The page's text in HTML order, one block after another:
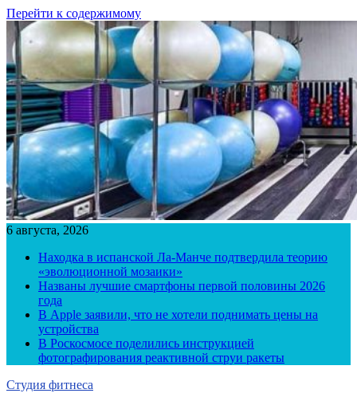
Перейти к содержимому
6 августа, 2026
Находка в испанской Ла-Манче подтвердила теорию
«эволюционной мозаики»
Названы лучшие смартфоны первой половины 2026
года
В Apple заявили, что не хотели поднимать цены на
устройства
В Роскосмосе поделились инструкцией
фотографирования реактивной струи ракеты
Студия фитнеса